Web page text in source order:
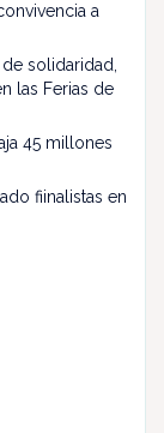
a
solidaridad,
las Ferias de
45 millones
fiinalistas en